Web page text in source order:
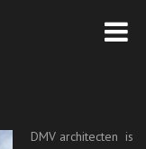
DMV architecten is